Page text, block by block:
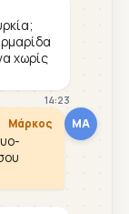
χωρίς
14:23
ΜΑ
Μάρκος